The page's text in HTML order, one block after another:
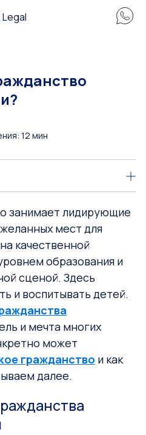
12 мин
занимает лидирующие
мест для
качественной
образования и
сценой. Здесь
и воспитывать детей.
и мечта многих
может
гражданство и как
далее.